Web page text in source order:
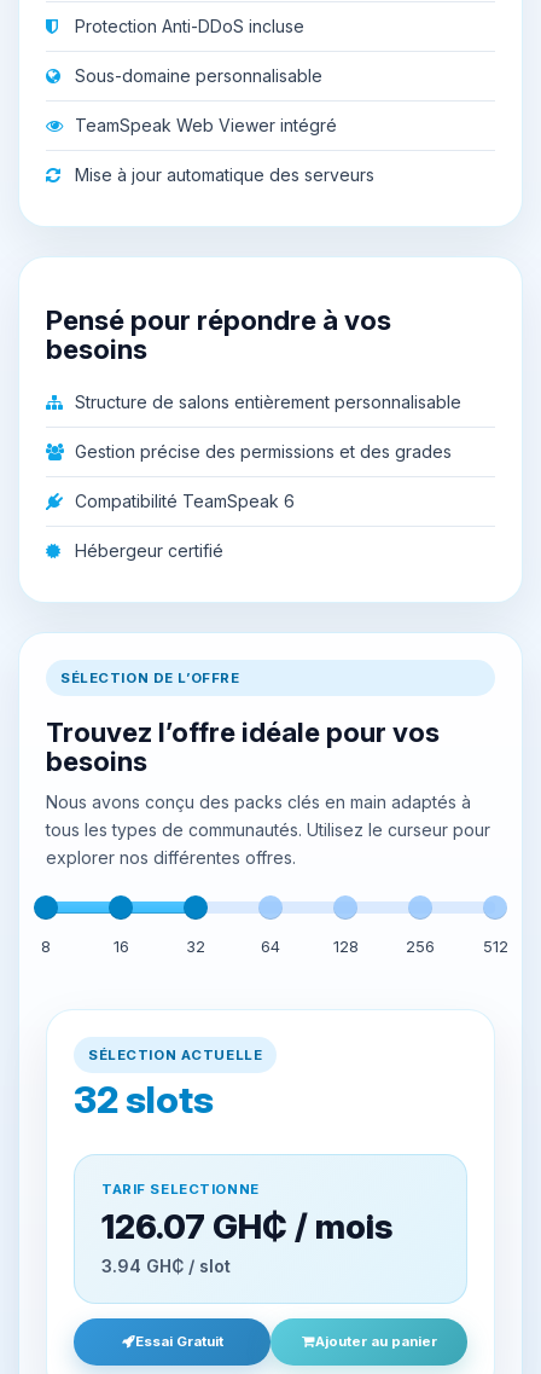
Protection Anti-DDoS incluse
Sous-domaine personnalisable
TeamSpeak Web Viewer intégré
Mise à jour automatique des serveurs
Pensé pour répondre à vos
besoins
Structure de salons entièrement personnalisable
Gestion précise des permissions et des grades
Compatibilité TeamSpeak 6
Hébergeur certifié
SÉLECTION DE L’OFFRE
Trouvez l’offre idéale pour vos
besoins
Nous avons conçu des packs clés en main adaptés à
tous les types de communautés. Utilisez le curseur pour
explorer nos différentes offres.
8 16 32 64 128 256 512
SÉLECTION ACTUELLE
32slots
TARIF SELECTIONNE
126.07 GH₵ / mois
3.94 GH₵ / slot
Essai Gratuit Ajouter au panier